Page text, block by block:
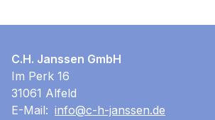
C.H. Janssen GmbH
Im Perk 16
31061 Alfeld
E-Mail: info@c-h-janssen.de